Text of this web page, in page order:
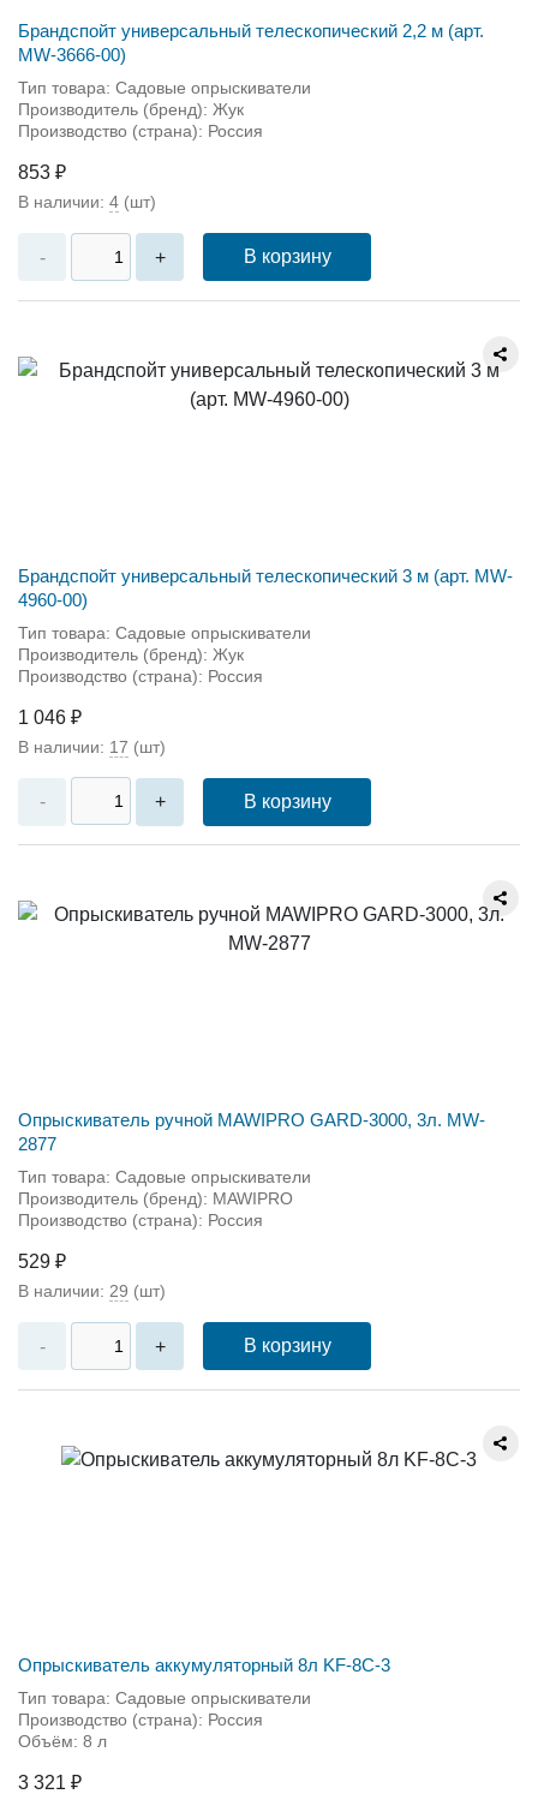
Брандспойт универсальный телескопический 2,2 м (арт.
MW-3666-00)
Тип товара: Садовые опрыскиватели
Производитель (бренд): Жук
Производство (страна): Россия
853 ₽
В наличии: 4 (шт)
- + В корзину
Брандспойт универсальный телескопический 3 м (арт. MW-
4960-00)
Тип товара: Садовые опрыскиватели
Производитель (бренд): Жук
Производство (страна): Россия
1 046 ₽
В наличии: 17 (шт)
- + В корзину
Опрыскиватель ручной MAWIPRO GARD-3000, 3л. MW-
2877
Тип товара: Садовые опрыскиватели
Производитель (бренд): MAWIPRO
Производство (страна): Россия
529 ₽
В наличии: 29 (шт)
- + В корзину
Опрыскиватель аккумуляторный 8л KF-8C-3
Тип товара: Садовые опрыскиватели
Производство (страна): Россия
Объём: 8 л
3 321 ₽